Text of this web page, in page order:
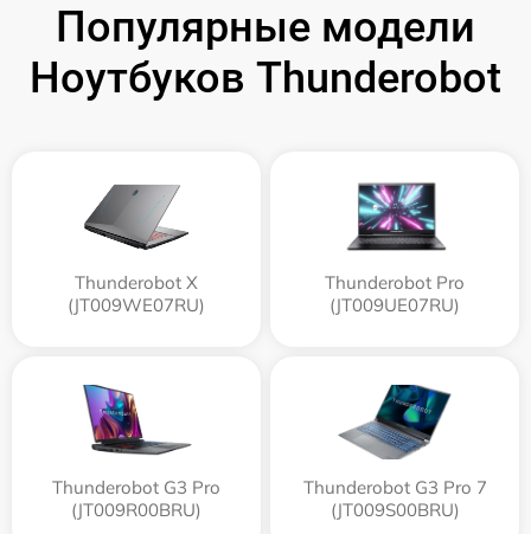
Популярные модели
Ноутбуков Thunderobot
Thunderobot X
(JT009WE07RU)
Thunderobot Pro
(JT009UE07RU)
Thunderobot G3 Pro
(JT009R00BRU)
Thunderobot G3 Pro 7
(JT009S00BRU)